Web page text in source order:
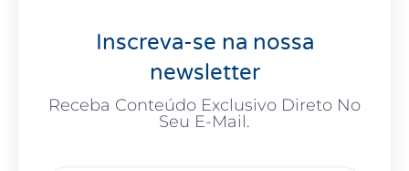
Inscreva-se na nossa
newsletter
Receba Conteúdo Exclusivo Direto No
Seu E-Mail.